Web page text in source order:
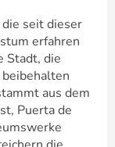
seit dieser
erfahren
Stadt, die
aus dem
Puerta de